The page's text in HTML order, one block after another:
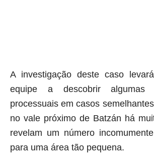
A investigação deste caso
equipe a descobrir algumas
processuais em casos
no vale próximo de Batzán há
revelam um número
para uma área tão pequena.